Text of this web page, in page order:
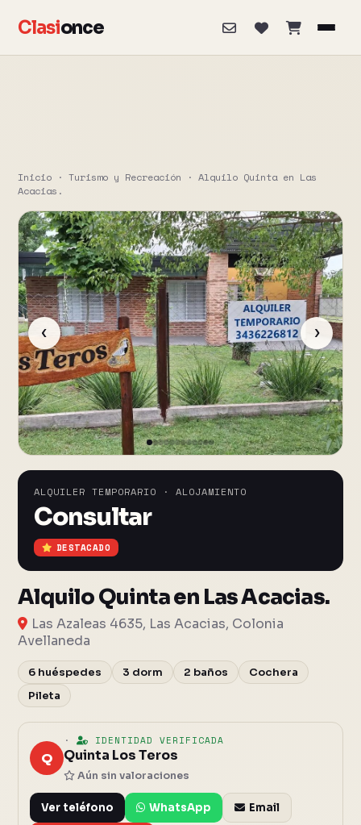
Clasionce
Inicio · Turismo y Recreación · Alquilo Quinta en Las
Acacias.
‹ ›
ALQUILER TEMPORARIO · ALOJAMIENTO
Consultar
DESTACADO
Alquilo Quinta en Las Acacias.
Las Azaleas 4635, Las Acacias, Colonia
Avellaneda
6 huéspedes 3 dorm 2 baños
Cochera
Pileta
Q
· IDENTIDAD VERIFICADA
Quinta Los Teros
Aún sin valoraciones
Ver teléfono WhatsApp Email